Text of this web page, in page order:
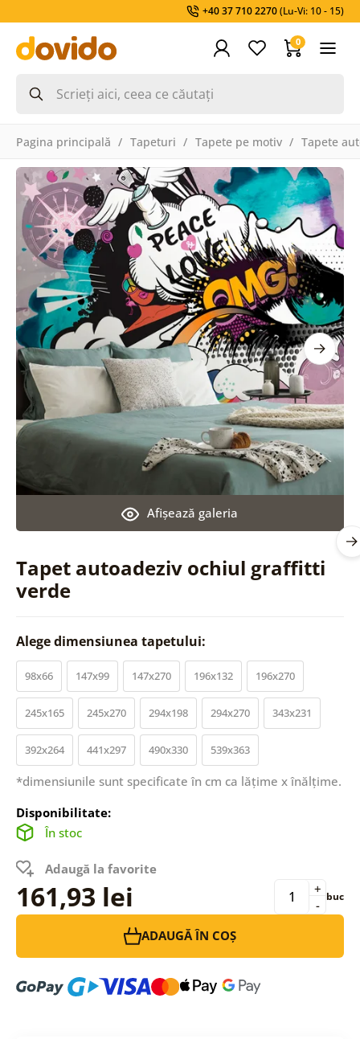
+40 37 710 2270(Lu-Vi: 10 - 15)
0
Pagina principală Tapeturi Tapete pe motiv Tapete
Tapet autoadeziv ochiul graffitti
verde
Afişează galeria
Alege dimensiunea tapetului:
98x66 147x99 147x270 196x132 196x270
245x165 245x270 294x198 294x270 343x231
392x264 441x297 490x330 539x363
*dimensiunile sunt specificate în cm ca lățime x înălțime.
Disponibilitate:
În stoc
Adaugă la favorite
161,93 lei -
+ buc
ADAUGĂ ÎN COȘ